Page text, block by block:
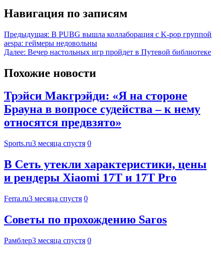
Навигация по записям
Предыдущая: В PUBG вышла коллаборация с K-pop группой
aespa: геймеры недовольны
Далее: Вечер настольных игр пройдет в Путевой библиотеке
Похожие новости
Трэйси Макгрэйди: «Я на стороне
Брауна в вопросе судейства – к нему
относятся предвзято»
Sports.ru3 месяца спустя 0
В Сеть утекли характеристики, цены
и рендеры Xiaomi 17T и 17T Pro
Ferra.ru3 месяца спустя 0
Советы по прохождению Saros
Рамблер3 месяца спустя 0